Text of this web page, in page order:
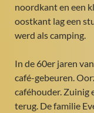
noordkant en een
oostkant lag een
werd als camping.
In de 60er jaren
café-gebeuren.
caféhouder. Zuinig
terug. De familie